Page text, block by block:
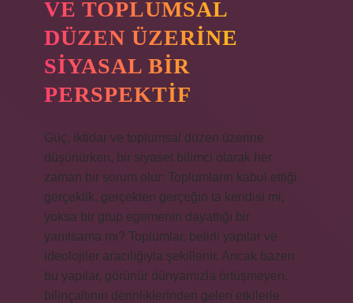
VE TOPLUMSAL
DÜZEN ÜZERINE
SIYASAL BIR
PERSPEKTIF
Güç, iktidar ve toplumsal düzen üzerine
düşünürken, bir siyaset bilimci olarak her
zaman bir sorum olur: Toplumların kabul ettiği
gerçeklik, gerçekten gerçeğin ta kendisi mi,
yoksa bir grup egemenin dayattığı bir
yanılsama mı? Toplumlar, belirli yapılar ve
ideolojiler aracılığıyla şekillenir. Ancak bazen
bu yapılar, görünür dünyamızla örtüşmeyen,
bilinçaltının derinliklerinden gelen etkilerle